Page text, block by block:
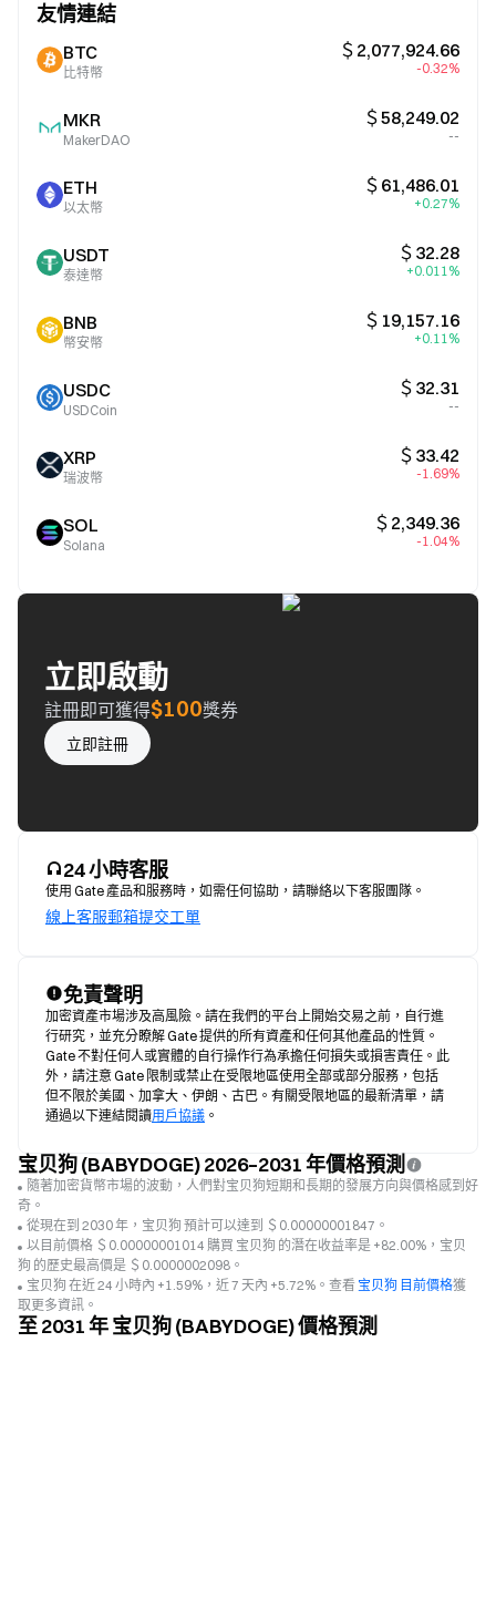
友情連結
BTC
比特幣
＄2,077,924.66
-0.32%
MKR
MakerDAO
＄58,249.02
--
ETH
以太幣
＄61,486.01
+0.27%
USDT
泰達幣
＄32.28
+0.011%
BNB
幣安幣
＄19,157.16
+0.11%
USDC
USDCoin
＄32.31
--
XRP
瑞波幣
＄33.42
-1.69%
SOL
Solana
＄2,349.36
-1.04%
立即啟動
註冊即可獲得$100獎券
立即註冊
24 小時客服
使用 Gate 產品和服務時，如需任何協助，請聯絡以下客服團隊。
線上客服郵箱提交工單
免責聲明
加密資產市場涉及高風險。請在我們的平台上開始交易之前，自行進
行研究，並充分瞭解 Gate 提供的所有資產和任何其他產品的性質。
Gate 不對任何人或實體的自行操作行為承擔任何損失或損害責任。此
外，請注意 Gate 限制或禁止在受限地區使用全部或部分服務，包括
但不限於美國、加拿大、伊朗、古巴。有關受限地區的最新清單，請
通過以下連結閱讀用戶協議 。
宝贝狗 (BABYDOGE) 2026–2031 年價格預測
隨著加密貨幣市場的波動，人們對宝贝狗短期和長期的發展方向與價格感到好
奇。
從現在到 2030 年，宝贝狗 預計可以達到 ＄0.00000001847。
以目前價格 ＄0.00000001014 購買 宝贝狗 的潛在收益率是 +82.00%，宝贝
狗 的歷史最高價是 ＄0.0000002098。
宝贝狗 在近 24 小時內 +1.59%，近 7 天內 +5.72%。查看 宝贝狗 目前價格獲
取更多資訊。
至 2031 年 宝贝狗 (BABYDOGE) 價格預測